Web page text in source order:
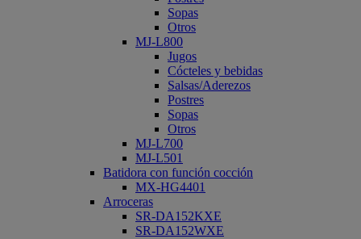
Sopas
Otros
MJ-L800
Jugos
Cócteles y bebidas
Salsas/Aderezos
Postres
Sopas
Otros
MJ-L700
MJ-L501
Batidora con función cocción
MX-HG4401
Arroceras
SR-DA152KXE
SR-DA152WXE